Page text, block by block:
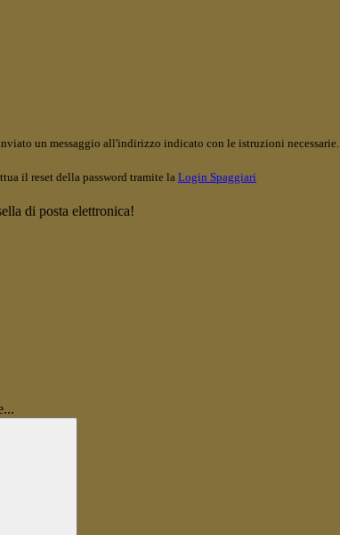
un messaggio all'indirizzo indicato con le istruzioni necessarie.
il reset della password tramite la Login Spaggiari
di posta elettronica!